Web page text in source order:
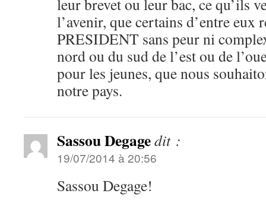
leur brevet ou leur bac, ce qu’ils
l’avenir, que certains d’entre eux
PRESIDENT sans peur ni
nord ou du sud de l’est ou de
pour les jeunes, que nous
notre pays.
Sassou Degagedit :
19/07/2014 à 20:56
Sassou Degage!